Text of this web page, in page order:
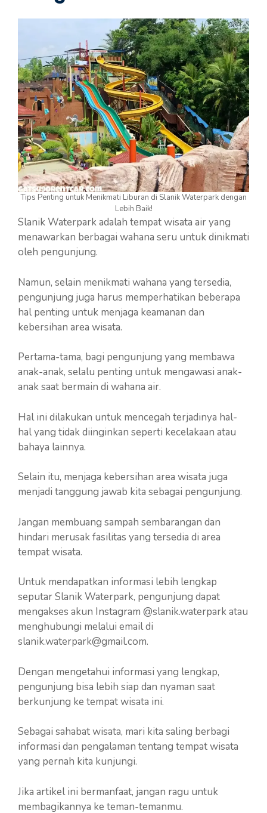
Tips Penting untuk Menikmati Liburan di Slanik Waterpark dengan
Lebih Baik!
Slanik Waterpark adalah tempat wisata air yang
menawarkan berbagai wahana seru untuk dinikmati
oleh pengunjung.
Namun, selain menikmati wahana yang tersedia,
pengunjung juga harus memperhatikan beberapa
hal penting untuk menjaga keamanan dan
kebersihan area wisata.
Pertama-tama, bagi pengunjung yang membawa
anak-anak, selalu penting untuk mengawasi anak-
anak saat bermain di wahana air.
Hal ini dilakukan untuk mencegah terjadinya hal-
hal yang tidak diinginkan seperti kecelakaan atau
bahaya lainnya.
Selain itu, menjaga kebersihan area wisata juga
menjadi tanggung jawab kita sebagai pengunjung.
Jangan membuang sampah sembarangan dan
hindari merusak fasilitas yang tersedia di area
tempat wisata.
Untuk mendapatkan informasi lebih lengkap
seputar Slanik Waterpark, pengunjung dapat
mengakses akun Instagram @slanik.waterpark atau
menghubungi melalui email di
slanik.waterpark@gmail.com.
Dengan mengetahui informasi yang lengkap,
pengunjung bisa lebih siap dan nyaman saat
berkunjung ke tempat wisata ini.
Sebagai sahabat wisata, mari kita saling berbagi
informasi dan pengalaman tentang tempat wisata
yang pernah kita kunjungi.
Jika artikel ini bermanfaat, jangan ragu untuk
membagikannya ke teman-temanmu.